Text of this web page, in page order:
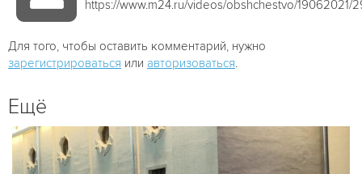
https://www.m24.ru/videos/obshchestvo/19062021/
Для того, чтобы оставить комментарий, нужно
зарегистрироваться или авторизоваться
Ещё